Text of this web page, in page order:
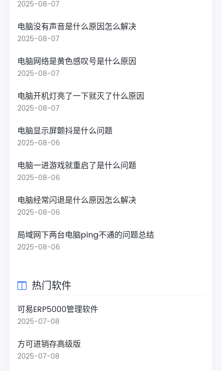
2025-08-07
电脑没有声音是什么原因怎么解决
2025-08-07
电脑网络是黄色感叹号是什么原因
2025-08-07
电脑开机灯亮了一下就灭了什么原因
2025-08-07
电脑显示屏颤抖是什么问题
2025-08-06
电脑一进游戏就重启了是什么问题
2025-08-06
电脑经常闪退是什么原因怎么解决
2025-08-06
局域网下两台电脑ping不通的问题总结
2025-08-06
热门软件
可易ERP5000管理软件
2025-07-08
方可进销存高级版
2025-07-08